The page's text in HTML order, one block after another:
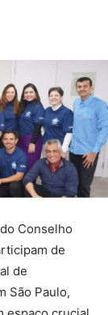
Conselho
de
de
São Paulo,